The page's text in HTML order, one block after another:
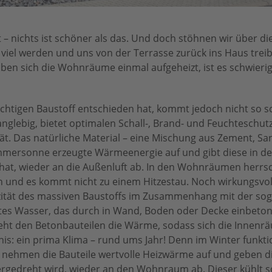
nichts ist schöner als das. Und doch stöhnen wir über
werden und uns von der Terrasse zurück ins Haus
sich die Wohnräume einmal aufgeheizt, ist es
Baustoff entschieden hat, kommt jedoch nicht so
bietet optimalen Schall-, Brand- und
Das natürliche Material – eine Mischung aus Zement,
erzeugte Wärmeenergie auf und gibt diese in
wieder an die Außenluft ab. In den Wohnräumen
es kommt nicht zu einem Hitzestau. Noch
des massiven Baustoffs im Zusammenhang mit der
Wasser, das durch in Wand, Boden oder Decke
den Betonbauteilen die Wärme, sodass sich die
ein prima Klima – rund ums Jahr! Denn im Winter
die Bauteile wertvolle Heizwärme auf und geben
wird, wieder an den Wohnraum ab. Dieser kühlt